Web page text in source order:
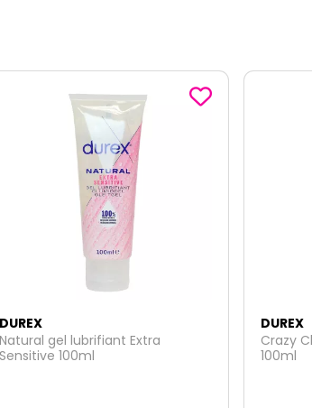
DUREX
Crazy Cherry gel lubrifiant cerise
100ml
DUREX
Play